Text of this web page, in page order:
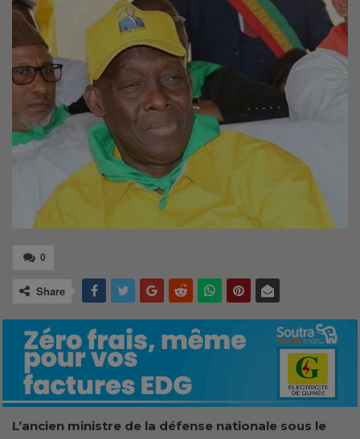
0
Share
L’ancien ministre de la défense nationale sous le